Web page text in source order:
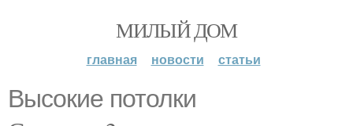
МИЛЫЙ ДОМ
главная новости статьи
Высокие потолки